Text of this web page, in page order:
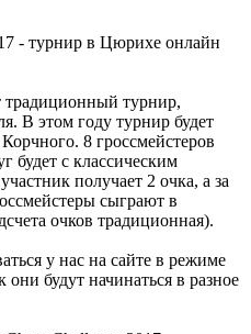
традиционный турнир,
В этом году турнир будет
8 гроссмейстеров
будет с классическим
получает 2 очка, а за
сыграют в
очков традиционная).
у нас на сайте в режиме
будут начинаться в разное